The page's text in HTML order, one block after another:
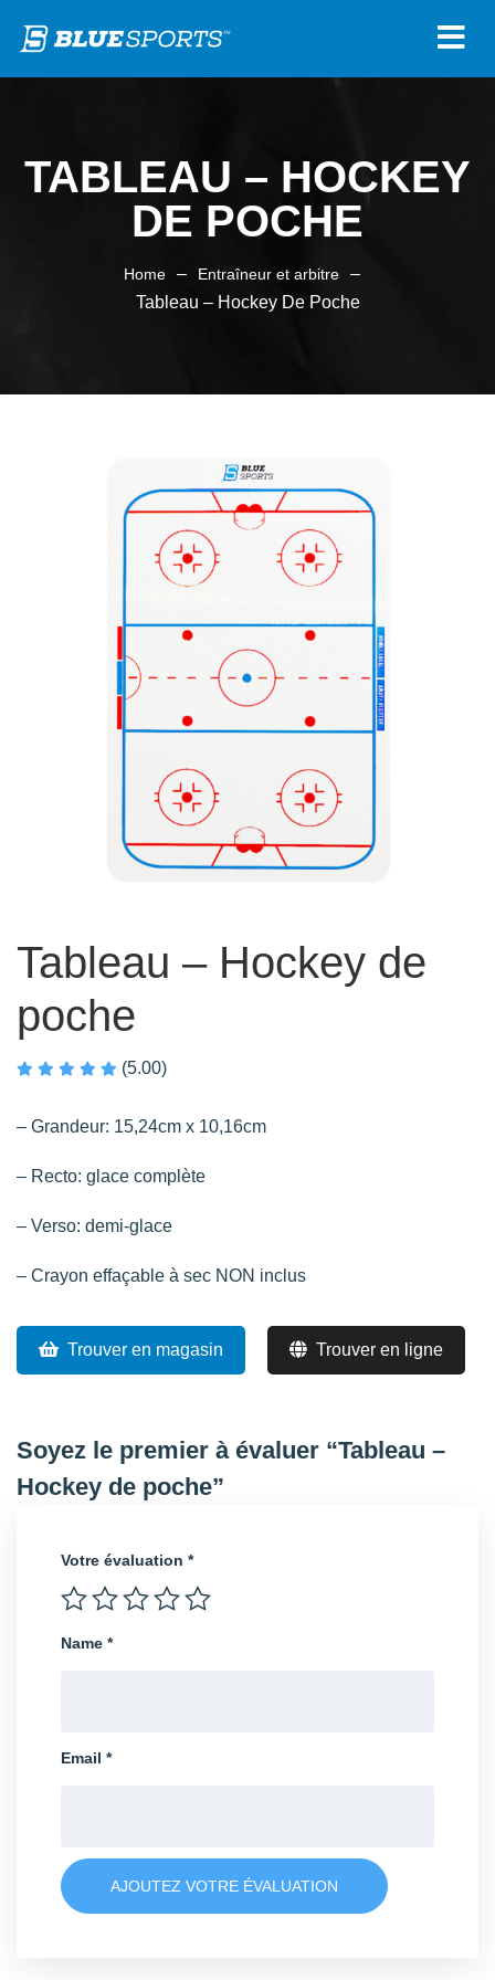
TABLEAU – HOCKEY
DE POCHE
Home – Entraîneur et arbitre
–
Tableau – Hockey De Poche
Tableau – Hockey de
poche
(5.00)
– Grandeur: 15,24cm x 10,16cm
– Recto: glace complète
– Verso: demi-glace
– Crayon effaçable à sec NON inclus
Trouver en magasin Trouver en ligne
Soyez le premier à évaluer “Tableau –
Hockey de poche”
Votre évaluation *
Name *
Email *
AJOUTEZ VOTRE ÉVALUATION